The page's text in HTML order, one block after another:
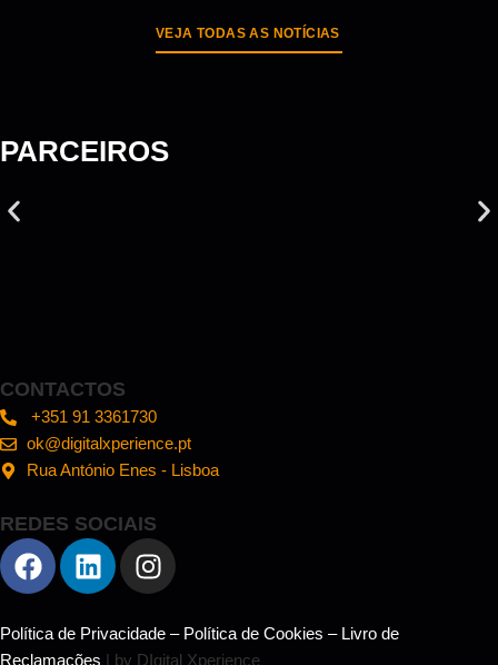
VEJA TODAS AS NOTÍCIAS
PARCEIROS
CONTACTOS
+351 91 3361730
ok@digitalxperience.pt
Rua António Enes - Lisboa
REDES SOCIAIS
Política de Privacidade – Política de Cookies – Livro de
Reclamações | by DIgital Xperience